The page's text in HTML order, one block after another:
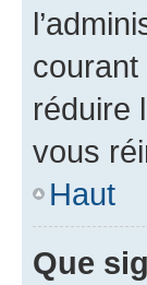
réduire
vous
Haut
Que